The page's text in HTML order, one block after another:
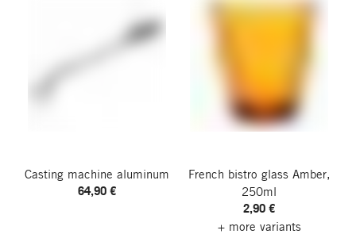
Casting machine aluminum
64,90 €
French bistro glass Amber,
250ml
2,90 €
+ more variants